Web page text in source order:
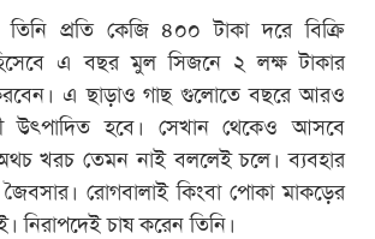
তিনি প্রতি কেজি ৪০০ টাকা দরে বিক্রি
এ বছর মুল সিজনে ২ লক্ষ টাকার
করবেন। এ ছাড়াও গাছ গুলোতে বছরে আরও
উৎপাদিত হবে। সেখান থেকেও আসবে
খরচ তেমন নাই বললেই চলে। ব্যবহার
রোগবালাই কিংবা পোকা মাকড়ের
চাষ করেন তিনি।